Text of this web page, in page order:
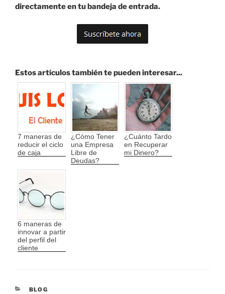
directamente en tu bandeja de entrada.
Estos artículos también te pueden interesar...
7 maneras de
reducir el ciclo
de caja
¿Cómo Tener
una Empresa
Libre de
Deudas?
¿Cuánto Tardo
en Recuperar
mi Dinero?
6 maneras de
innovar a partir
del perfil del
cliente
CATEGORÍAS
BLOG